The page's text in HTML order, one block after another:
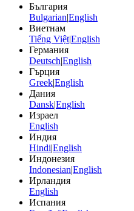
България
Bulgarian|English
Виетнам
Tiếng Việt|English
Германия
Deutsch|English
Гърция
Greek|English
Дания
Dansk|English
Израел
English
Индия
Hindi|English
Индонезия
Indonesian|English
Ирландия
English
Испания